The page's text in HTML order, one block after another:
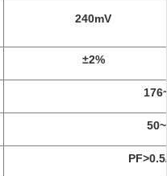
240mV
±2%